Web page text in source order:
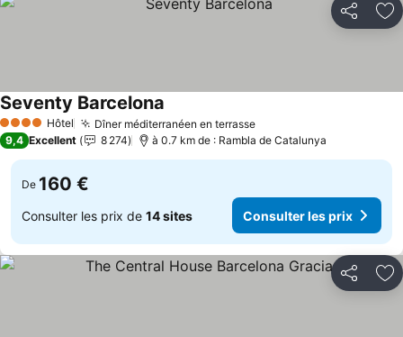
Partager
4 Étoiles Hôtel Dîner méditerranéen en terrasse
Seventy Barcelona
9,4 Excellent 8 274 à 0.7 km de : Rambla de Catalunya
De 160 €
Consulter les prix de 14 sites Consulter les prix
Partager